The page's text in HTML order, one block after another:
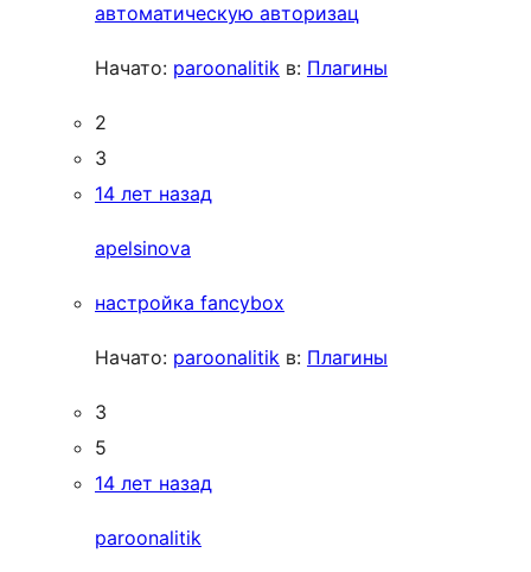
автоматическую авторизац
Начато: paroonalitik в: Плагины
2
3
14 лет назад
apelsinova
настройка fancybox
Начато: paroonalitik в: Плагины
3
5
14 лет назад
paroonalitik